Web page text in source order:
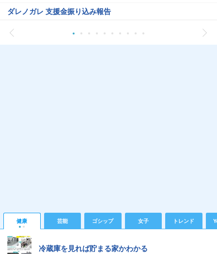
ダレノガレ 支援金振り込み報告
健康 芸能 ゴシップ 女子 トレンド
冷蔵庫を見れば貯まる家かわかる